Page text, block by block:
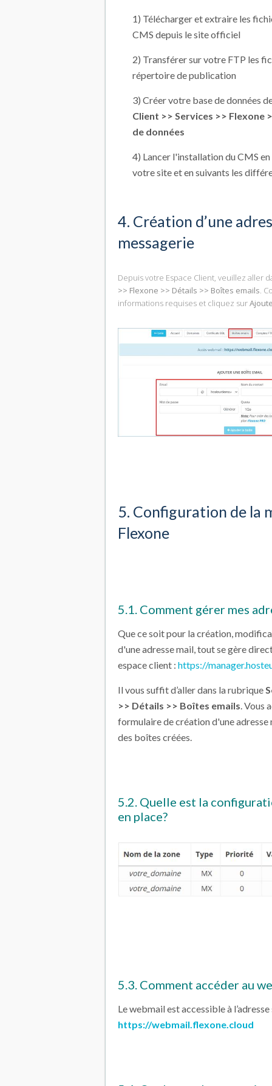
1) Télécharger et extraire les
CMS depuis le site officiel
2) Transférer sur votre FTP les
répertoire de publication
3) Créer votre base de données
Client >> Services >> Flexone
de données
4) Lancer l'installation du CMS
votre site et en suivants les
4. Création d’une
messagerie
Depuis votre Espace Client, veuillez aller
>> Flexone >> Détails >> Boîtes emails.
informations requises et cliquez sur
5. Configuration de la
Flexone
5.1. Comment gérer mes
Que ce soit pour la création,
d'une adresse mail, tout se gère
espace client : https://
Il vous suffit d’aller dans la rubrique
>> Détails >> Boîtes emails . Vous
formulaire de création d'une adresse
des boîtes créées.
5.2. Quelle est la
en place?
5.3. Comment accéder au
Le webmail est accessible à
https://webmail.flexone.cloud